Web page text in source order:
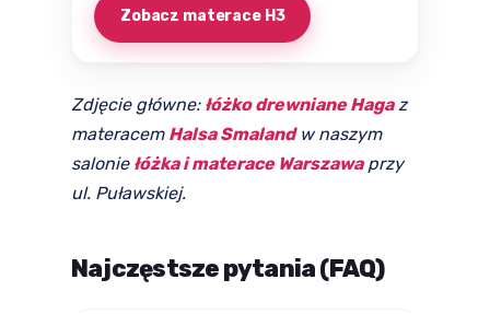
Zobacz materace H3
Zdjęcie główne: łóżko drewniane Hagaz
materacem Halsa Smalandw naszym
salonie łóżka i materace Warszawaprzy
ul. Puławskiej.
Najczęstsze pytania (FAQ)